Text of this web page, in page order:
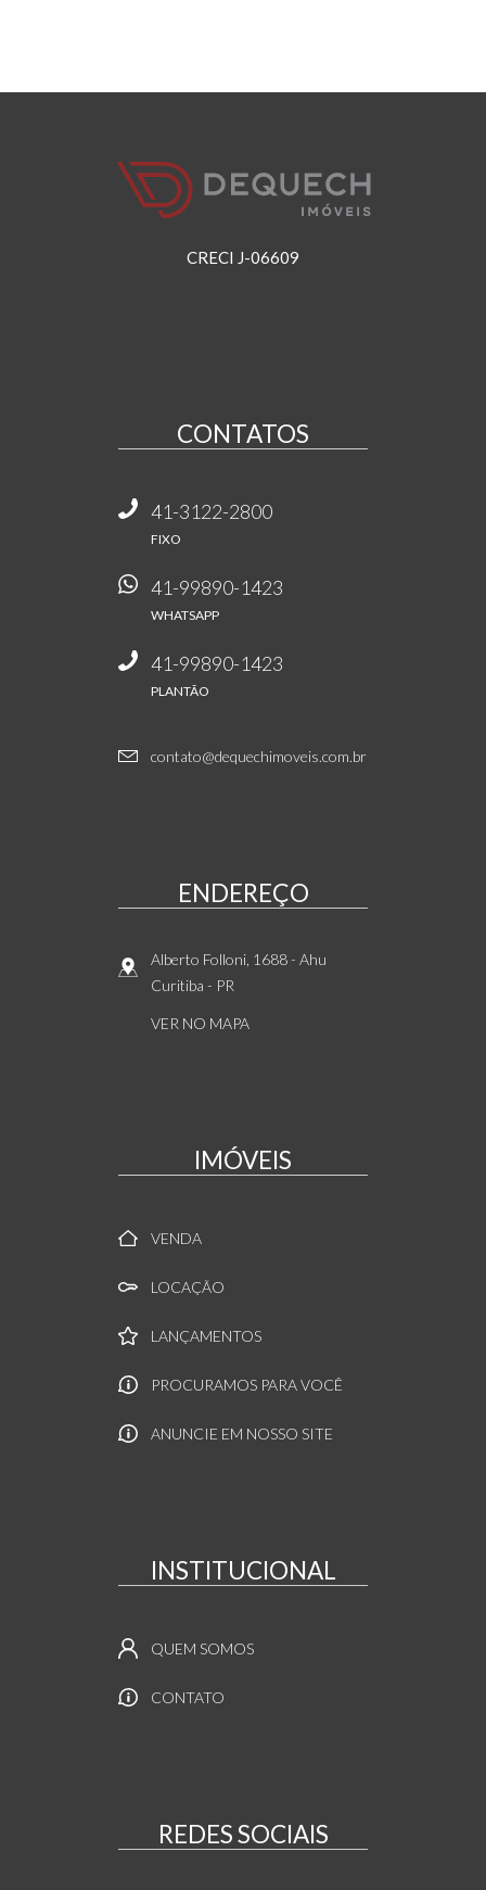
CRECI J-06609
CONTATOS
41-3122-2800
FIXO
41-99890-1423
WHATSAPP
41-99890-1423
PLANTÃO
contato@dequechimoveis.com.br
ENDEREÇO
Alberto Folloni, 1688- Ahu
Curitiba - PR
VER NO MAPA
IMÓVEIS
VENDA
LOCAÇÃO
LANÇAMENTOS
PROCURAMOS PARA VOCÊ
ANUNCIE EM NOSSO SITE
INSTITUCIONAL
QUEM SOMOS
CONTATO
REDES SOCIAIS